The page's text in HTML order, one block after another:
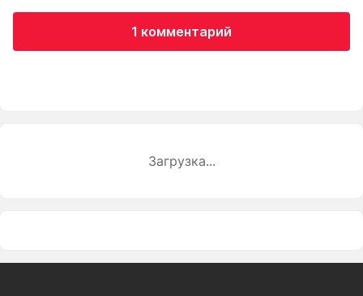
1 комментарий
Загрузка...